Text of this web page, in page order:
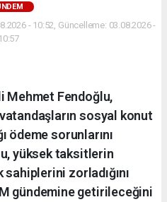
- 10:52, Güncelleme: 03.08.2026 -
Mehmet Fendoğlu,
sosyal konut
ödeme sorunlarını
yüksek taksitlerin
zorladığını
gündemine getirileceğini